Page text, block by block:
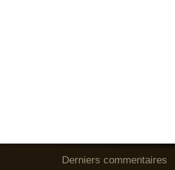
Derniers commentaires